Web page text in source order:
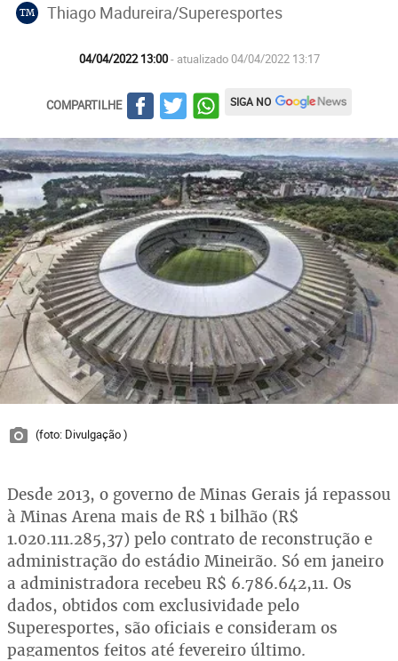
TM Thiago Madureira/Superesportes
04/04/2022 13:00- atualizado 04/04/2022 13:17
COMPARTILHE SIGA NO
(foto: Divulgação )
Desde 2013, o governo de Minas Gerais já repassou
à Minas Arena mais de R$ 1 bilhão (R$
1.020.111.285,37) pelo contrato de reconstrução e
administração do estádio Mineirão. Só em janeiro
a administradora recebeu R$ 6.786.642,11. Os
dados, obtidos com exclusividade pelo
Superesportes, são oficiais e consideram os
pagamentos feitos até fevereiro último.